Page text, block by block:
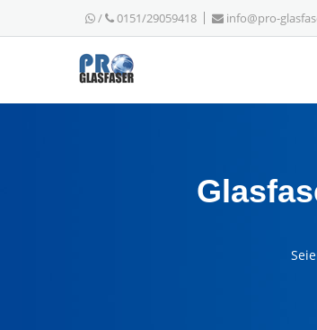
/ 0151/29059418 info@pro-